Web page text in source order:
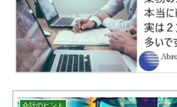
会計のヒント